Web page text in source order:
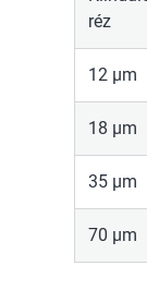
réz
12 µm
18 µm
35 µm
70 µm